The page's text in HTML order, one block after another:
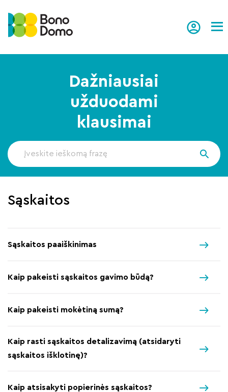
Dažniausiai
užduodami
klausimai
Sąskaitos
Sąskaitos paaiškinimas
Kaip pakeisti sąskaitos gavimo būdą?
Kaip pakeisti mokėtiną sumą?
Kaip rasti sąskaitos detalizavimą (atsidaryti
sąskaitos išklotinę)?
Kaip atsisakyti popierinės sąskaitos?